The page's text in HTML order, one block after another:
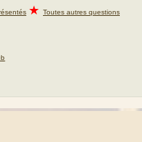
★ Toutes autres questions